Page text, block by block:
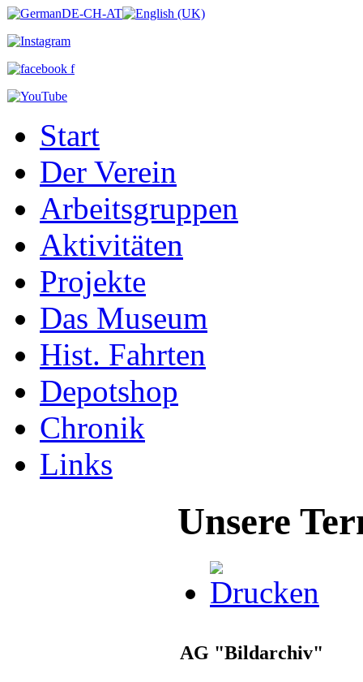
Start
Der Verein
Arbeitsgruppen
Aktivitäten
Projekte
Das Museum
Hist. Fahrten
Depotshop
Chronik
Links
Unsere
AG "Bildarchiv"